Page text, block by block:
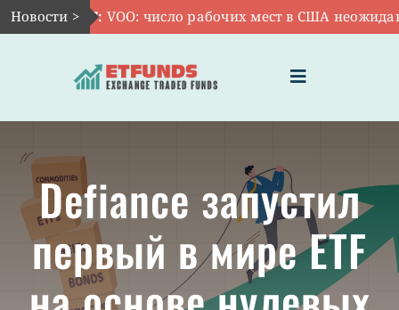
Skip
to
Новости >
Авг 7: VOO: число рабочих мест в США неожиданно
Toggle
Navigation
ГЛАВНАЯ
ЧТО ТАКОЕ ETF
ИНВЕСТИЦИИ В ETF
Defiance запустил
первый в мире ETF